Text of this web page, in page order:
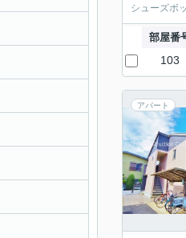
シューズボ
部屋番
103
アパート